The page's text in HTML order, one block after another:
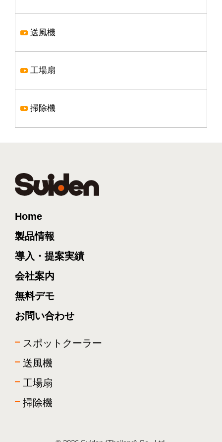
送風機
工場扇
掃除機
Home
製品情報
導入・提案実績
会社案内
無料デモ
お問い合わせ
スポットクーラー
送風機
工場扇
掃除機